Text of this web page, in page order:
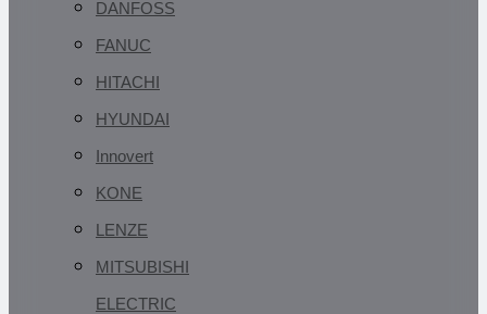
DANFOSS
FANUC
HITACHI
HYUNDAI
Innovert
KONE
LENZE
MITSUBISHI
ELECTRIC